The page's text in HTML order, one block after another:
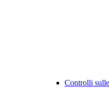
Controlli